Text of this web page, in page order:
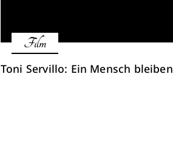
Film
Toni Servillo: Ein Mensch bleiben